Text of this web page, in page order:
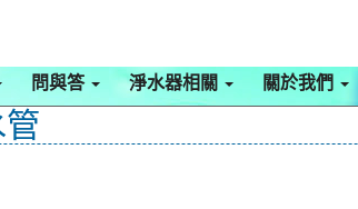
問與答 淨水器相關 關於我們